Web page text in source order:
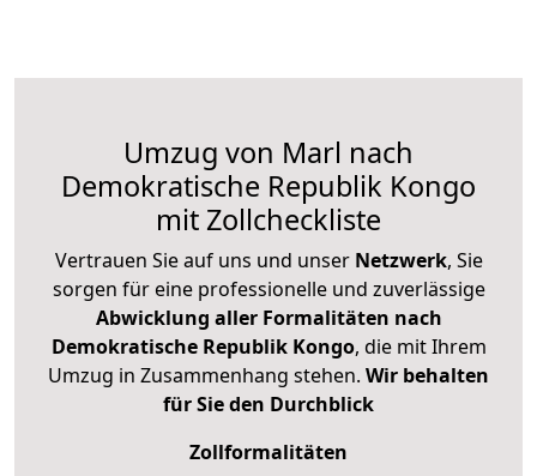
Umzug von Marl nach
Demokratische Republik Kongo
mit Zollcheckliste
Vertrauen Sie auf uns und unser Netzwerk, Sie
sorgen für eine professionelle und zuverlässige
Abwicklung aller Formalitäten nach
Demokratische Republik Kongo, die mit Ihrem
Umzug in Zusammenhang stehen. Wir behalten
für Sie den Durchblick
Zollformalitäten